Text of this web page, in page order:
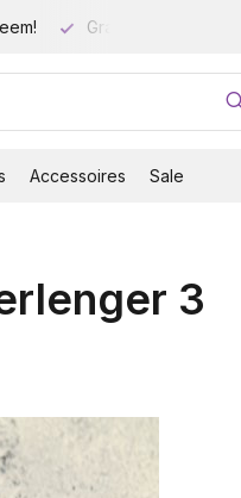
Gratis verzending
Accessoires Sale
3